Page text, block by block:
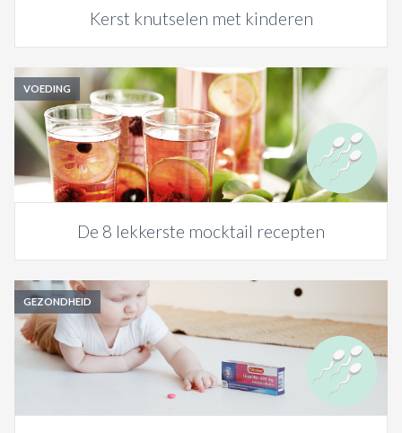
Kerst knutselen met kinderen
VOEDING
De 8 lekkerste mocktail recepten
GEZONDHEID